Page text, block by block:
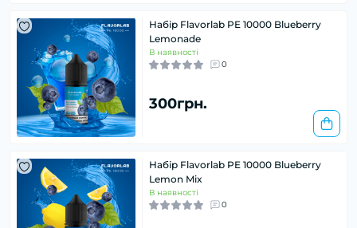
Набір Flavorlab PE 10000 Blueberry
Lemonade
В наявності
0
300грн.
Набір Flavorlab PE 10000 Blueberry
Lemon Mix
В наявності
0